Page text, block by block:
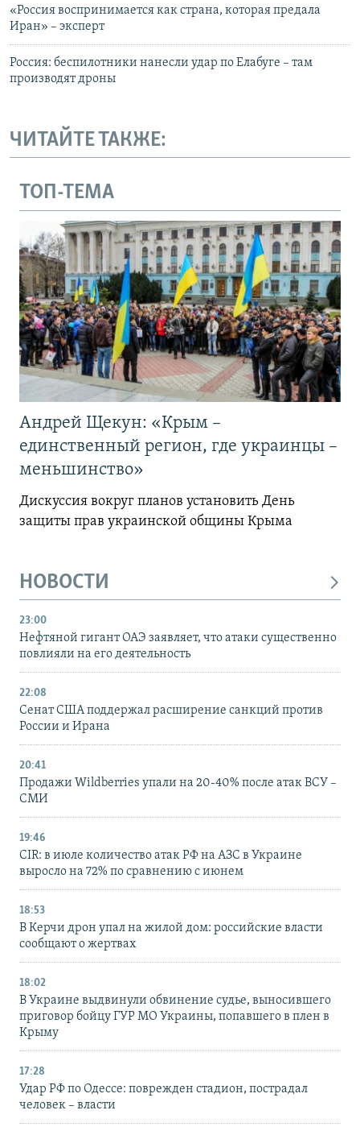
«Россия воспринимается как страна, которая предала
Иран» – эксперт
Россия: беспилотники нанесли удар по Елабуге – там
производят дроны
ЧИТАЙТЕ ТАКЖЕ:
ТОП-ТЕМА
Андрей Щекун: «Крым –
единственный регион, где украинцы –
меньшинство»
Дискуссия вокруг планов установить День
защиты прав украинской общины Крыма
НОВОСТИ
23:00
Нефтяной гигант ОАЭ заявляет, что атаки существенно
повлияли на его деятельность
22:08
Сенат США поддержал расширение санкций против
России и Ирана
20:41
Продажи Wildberries упали на 20-40% после атак ВСУ –
СМИ
19:46
CIR: в июле количество атак РФ на АЗС в Украине
выросло на 72% по сравнению с июнем
18:53
В Керчи дрон упал на жилой дом: российские власти
сообщают о жертвах
18:02
В Украине выдвинули обвинение судье, выносившего
приговор бойцу ГУР МО Украины, попавшего в плен в
Крыму
17:28
Удар РФ по Одессе: поврежден стадион, пострадал
человек – власти